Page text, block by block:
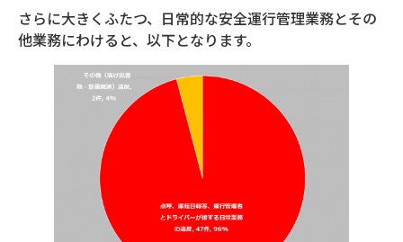
さらに大きくふたつ、日常的な安全運行管理業務とその
他業務にわけると、以下となります。